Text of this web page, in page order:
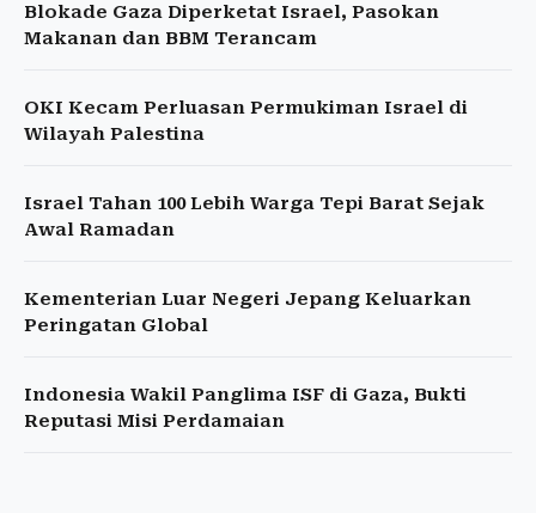
Blokade Gaza Diperketat Israel, Pasokan
Makanan dan BBM Terancam
OKI Kecam Perluasan Permukiman Israel di
Wilayah Palestina
Israel Tahan 100 Lebih Warga Tepi Barat Sejak
Awal Ramadan
Kementerian Luar Negeri Jepang Keluarkan
Peringatan Global
Indonesia Wakil Panglima ISF di Gaza, Bukti
Reputasi Misi Perdamaian